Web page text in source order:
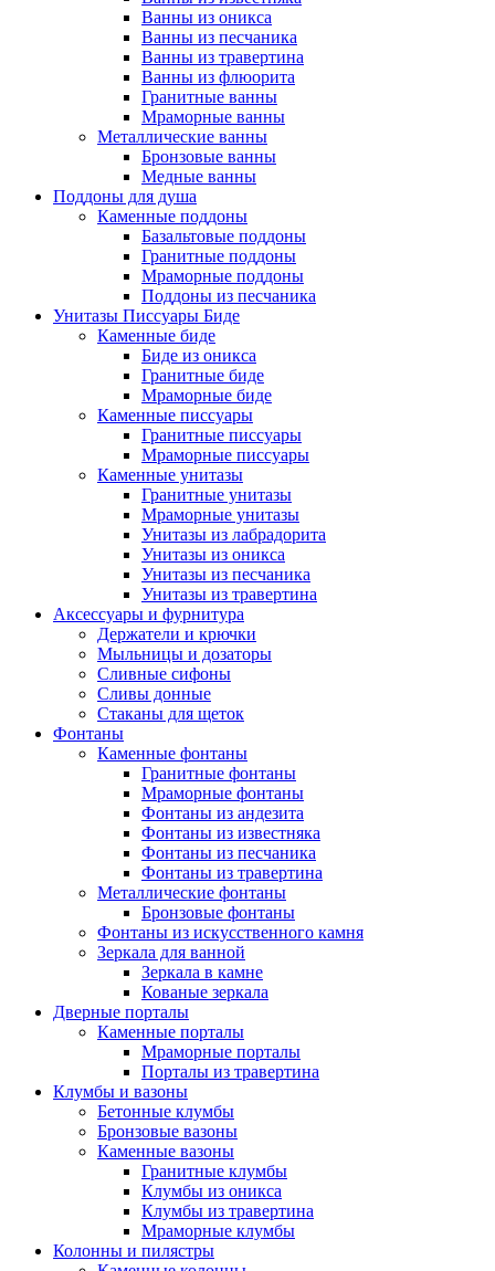
Ванны из оникса
Ванны из песчаника
Ванны из травертина
Ванны из флюорита
Гранитные ванны
Мраморные ванны
Металлические ванны
Бронзовые ванны
Медные ванны
Поддоны для душа
Каменные поддоны
Базальтовые поддоны
Гранитные поддоны
Мраморные поддоны
Поддоны из песчаника
Унитазы Писсуары Биде
Каменные биде
Биде из оникса
Гранитные биде
Мраморные биде
Каменные писсуары
Гранитные писсуары
Мраморные писсуары
Каменные унитазы
Гранитные унитазы
Мраморные унитазы
Унитазы из лабрадорита
Унитазы из оникса
Унитазы из песчаника
Унитазы из травертина
Аксессуары и фурнитура
Держатели и крючки
Мыльницы и дозаторы
Сливные сифоны
Сливы донные
Стаканы для щеток
Фонтаны
Каменные фонтаны
Гранитные фонтаны
Мраморные фонтаны
Фонтаны из андезита
Фонтаны из известняка
Фонтаны из песчаника
Фонтаны из травертина
Металлические фонтаны
Бронзовые фонтаны
Фонтаны из искусственного камня
Зеркала для ванной
Зеркала в камне
Кованые зеркала
Дверные порталы
Каменные порталы
Мраморные порталы
Порталы из травертина
Клумбы и вазоны
Бетонные клумбы
Бронзовые вазоны
Каменные вазоны
Гранитные клумбы
Клумбы из оникса
Клумбы из травертина
Мраморные клумбы
Колонны и пилястры